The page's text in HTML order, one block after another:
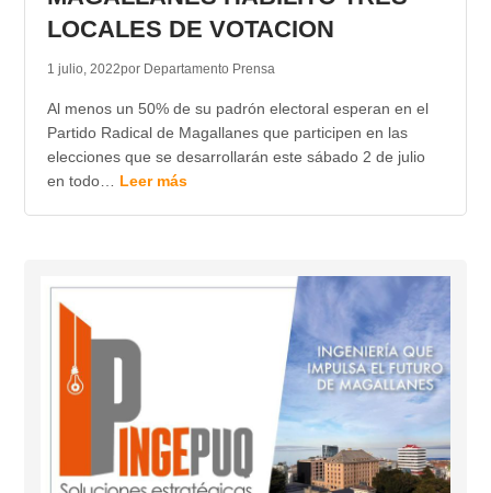
LOCALES DE VOTACION
1 julio, 2022por Departamento Prensa
Al menos un 50% de su padrón electoral esperan en el
Partido Radical de Magallanes que participen en las
elecciones que se desarrollarán este sábado 2 de julio
en todo… Leer más